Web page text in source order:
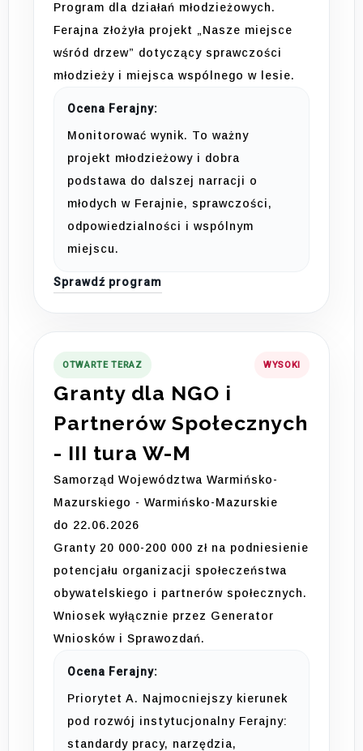
Program dla działań młodzieżowych.
Ferajna złożyła projekt „Nasze miejsce
wśród drzew” dotyczący sprawczości
młodzieży i miejsca wspólnego w lesie.
Ocena Ferajny:
Monitorować wynik. To ważny
projekt młodzieżowy i dobra
podstawa do dalszej narracji o
młodych w Ferajnie, sprawczości,
odpowiedzialności i wspólnym
miejscu.
Sprawdź program
OTWARTE TERAZ WYSOKI
Granty dla NGO i
Partnerów Społecznych
- III tura W-M
Samorząd Województwa Warmińsko-
Mazurskiego - Warmińsko-Mazurskie
do 22.06.2026
Granty 20 000-200 000 zł na podniesienie
potencjału organizacji społeczeństwa
obywatelskiego i partnerów społecznych.
Wniosek wyłącznie przez Generator
Wniosków i Sprawozdań.
Ocena Ferajny:
Priorytet A. Najmocniejszy kierunek
pod rozwój instytucjonalny Ferajny:
standardy pracy, narzędzia,